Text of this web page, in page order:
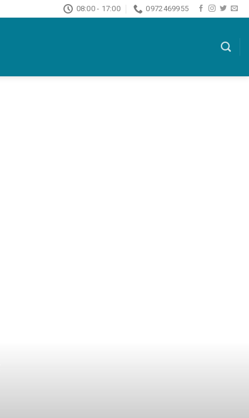
08:00 - 17:00 0972469955